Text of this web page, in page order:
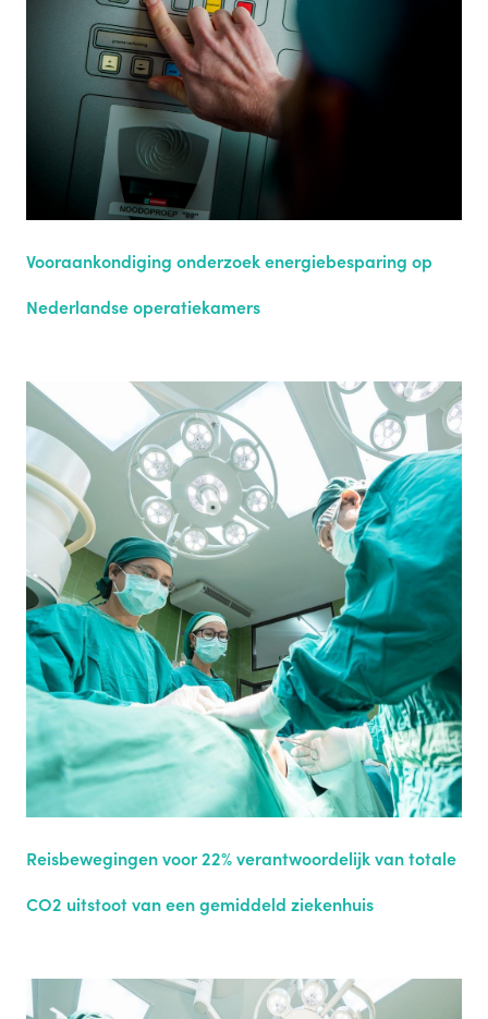
Vooraankondiging onderzoek energiebesparing op
Nederlandse operatiekamers
Reisbewegingen voor 22% verantwoordelijk van totale
CO2 uitstoot van een gemiddeld ziekenhuis